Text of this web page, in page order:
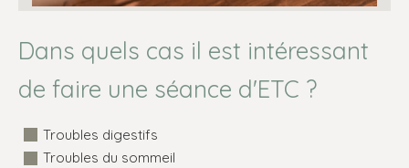
Dans quels cas il est intéressant
de faire une séance d'ETC ?
Troubles digestifs
Troubles du sommeil